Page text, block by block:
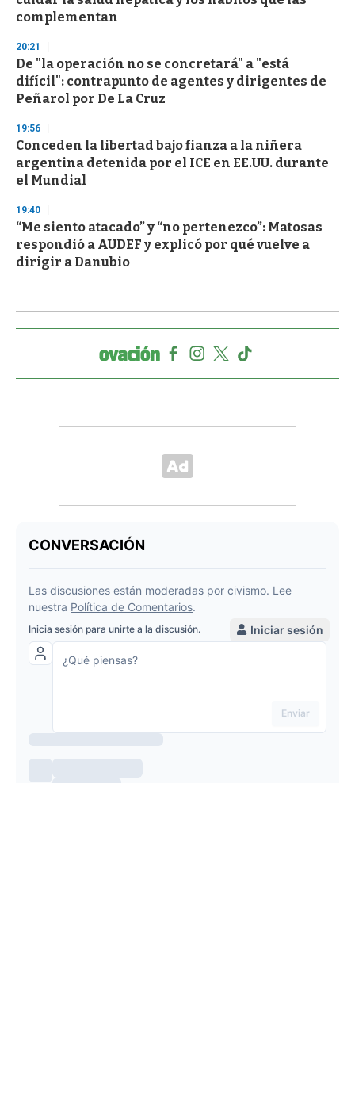
complementan
20:21
De "la operación no se concretará" a "está
difícil": contrapunto de agentes y dirigentes de
Peñarol por De La Cruz
19:56
Conceden la libertad bajo fianza a la niñera
argentina detenida por el ICE en EE.UU. durante
el Mundial
19:40
“Me siento atacado” y “no pertenezco”: Matosas
respondió a AUDEF y explicó por qué vuelve a
dirigir a Danubio